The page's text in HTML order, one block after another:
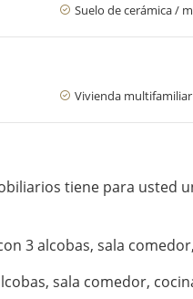
Suelo de cerámica /
Vivienda multifamiliar
tiene para usted
3 alcobas, sala
sala comedor,